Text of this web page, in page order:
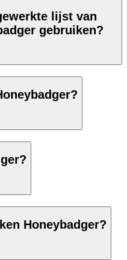
lijst van
gebruiken?
Honeybadger?